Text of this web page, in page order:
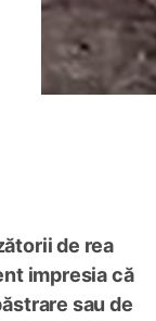
de rea
impresia că
sau de